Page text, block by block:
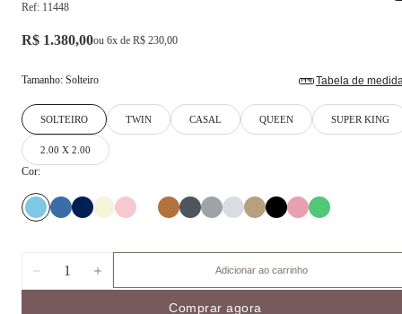
Ref: 11448
R$ 1.380,00ou 6x de R$ 230,00
Tamanho: Solteiro Tabela de
SOLTEIRO TWIN CASAL QUEEN SUPER KING
2.00 X 2.00
Cor:
1 Adicionar ao carrinho
Comprar agora